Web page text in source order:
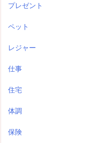
プレゼント
ペット
レジャー
仕事
住宅
体調
保険